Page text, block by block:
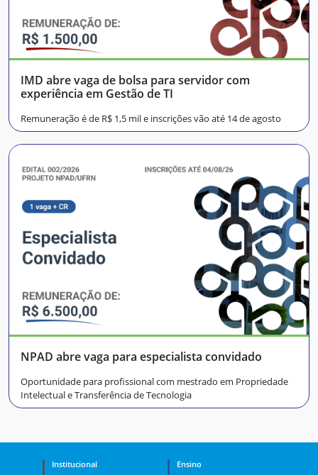
IMD abre vaga de bolsa para servidor com
experiência em Gestão de TI
Remuneração é de R$ 1,5 mil e inscrições vão até 14 de agosto
NPAD abre vaga para especialista convidado
Oportunidade para profissional com mestrado em Propriedade
Intelectual e Transferência de Tecnologia
Institucional
Ensino